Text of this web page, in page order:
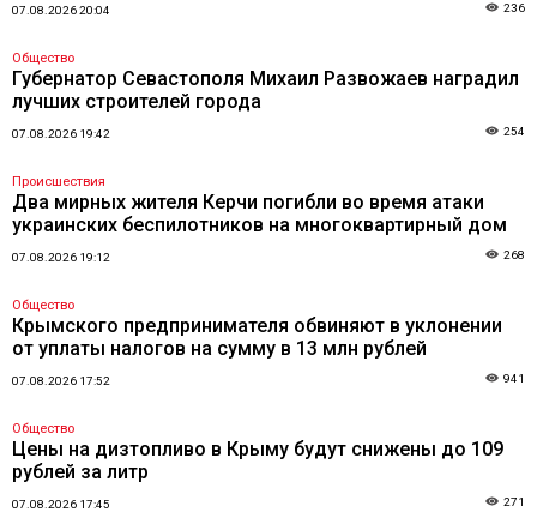
07.08.2026 20:04 236
Общество
Губернатор Севастополя Михаил Развожаев наградил
лучших строителей города
07.08.2026 19:42 254
Происшествия
Два мирных жителя Керчи погибли во время атаки
украинских беспилотников на многоквартирный дом
07.08.2026 19:12 268
Общество
Крымского предпринимателя обвиняют в уклонении
от уплаты налогов на сумму в 13 млн рублей
07.08.2026 17:52 941
Общество
Цены на дизтопливо в Крыму будут снижены до 109
рублей за литр
07.08.2026 17:45 271